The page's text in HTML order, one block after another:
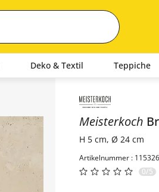
Deko & Textil Teppiche
Inhalt der
Meisterkoch
H 5 cm, Ø 24 cm
Artikelnummer :
0/5